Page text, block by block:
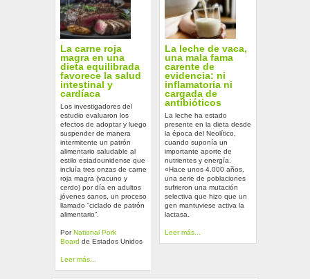
La carne roja
magra en una
dieta equilibrada
favorece la salud
intestinal y
cardíaca
Los investigadores del
estudio evaluaron los
efectos de adoptar y luego
suspender de manera
intermitente un patrón
alimentario saludable al
estilo estadounidense que
incluía tres onzas de carne
roja magra (vacuno y
cerdo) por día en adultos
jóvenes sanos, un proceso
llamado “ciclado de patrón
alimentario”.
PorNational Pork
Board de Estados Unidos
Leer más...
La leche de vaca,
una mala fama
carente de
evidencia: ni
inflamatoria ni
cargada de
antibióticos
La leche ha estado
presente en la dieta desde
la época del Neolítico,
cuando suponía un
importante aporte de
nutrientes y energía.
«Hace unos 4.000 años,
una serie de poblaciones
sufrieron una mutación
selectiva que hizo que un
gen mantuviese activa la
lactasa.
Leer más...